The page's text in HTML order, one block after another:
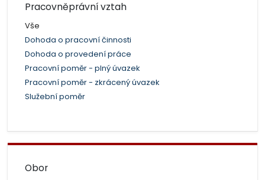
Pracovněprávní vztah
Vše
Dohoda o pracovní činnosti
Dohoda o provedení práce
Pracovní poměr - plný úvazek
Pracovní poměr - zkrácený úvazek
Služební poměr
Obor